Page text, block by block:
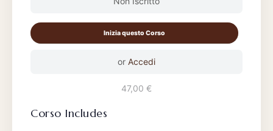
Inizia questo Corso
or Accedi
47,00 €
Corso Includes